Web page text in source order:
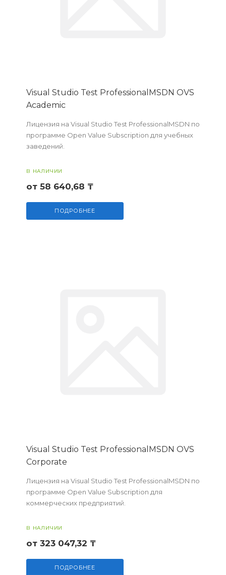
Visual Studio Test ProfessionalMSDN OVS
Academic
Лицензия на Visual Studio Test ProfessionalMSDN по
программе Open Value Subscription для учебных
заведений.
В НАЛИЧИИ
от 58 640,68 ₸
ПОДРОБНЕЕ
Visual Studio Test ProfessionalMSDN OVS
Corporate
Лицензия на Visual Studio Test ProfessionalMSDN по
программе Open Value Subscription для
коммерческих предприятий.
В НАЛИЧИИ
от 323 047,32 ₸
ПОДРОБНЕЕ